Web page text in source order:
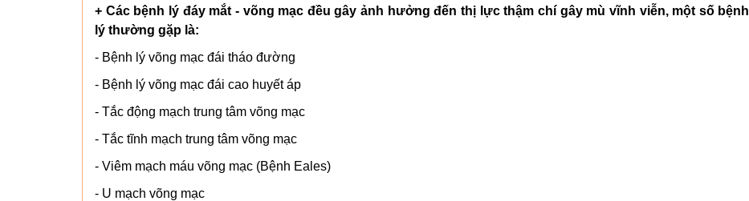
+ Các bệnh lý đáy mắt - võng mạc đều gây ảnh hưởng đến thị lực thậm chí gây mù vĩnh viễn, một số bệnh
lý thường gặp là:
- Bệnh lý võng mạc đái tháo đường
- Bệnh lý võng mạc đái cao huyết áp
- Tắc động mạch trung tâm võng mạc
- Tắc tĩnh mạch trung tâm võng mạc
- Viêm mạch máu võng mạc (Bệnh Eales)
- U mạch võng mạc